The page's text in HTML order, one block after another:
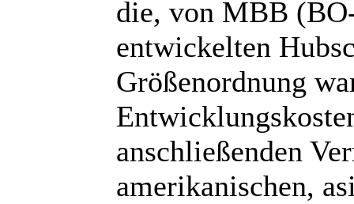
die, von MBB
entwickelten
Größenordnung
anschließenden
amerikanischen,